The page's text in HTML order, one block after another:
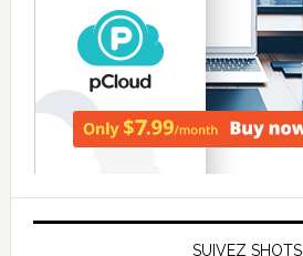
SUIVEZ SHOTS